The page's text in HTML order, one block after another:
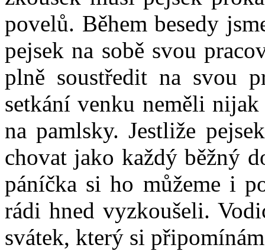
povelů. Během besedy
pejsek na sobě svou
plně soustředit na svou
setkání venku neměli
na pamlsky. Jestliže
chovat jako každý běžný
páníčka si ho můžeme i
rádi hned vyzkoušeli.
svátek, který si